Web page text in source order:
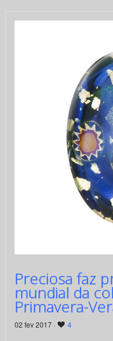
Preciosa faz
mundial da
Primavera-
02 fev 2017 · 4